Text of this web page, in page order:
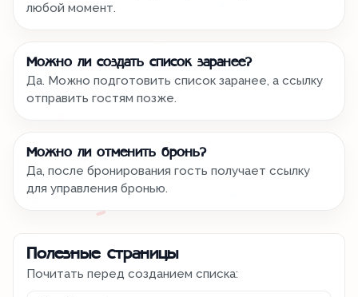
любой момент.
Можно ли создать список заранее?
Да. Можно подготовить список заранее, а ссылку
отправить гостям позже.
Можно ли отменить бронь?
Да, после бронирования гость получает ссылку
для управления бронью.
Полезные страницы
Почитать перед созданием списка: